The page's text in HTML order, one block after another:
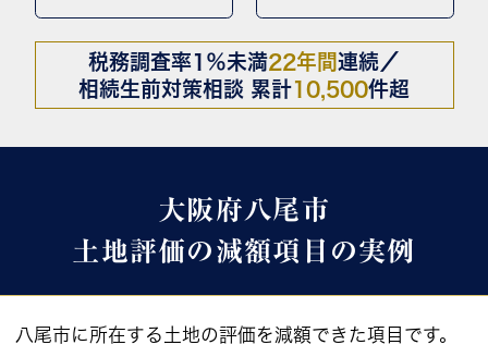
税務調査率1％未満22年間連続／
相続生前対策相談 累計10,500件超
大阪府八尾市
土地評価の減額項目の実例
八尾市に所在する土地の評価を減額できた項目です。